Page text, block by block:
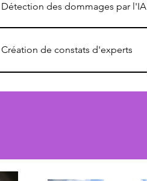
Détection des dommages par l'IA
Création de constats d'experts